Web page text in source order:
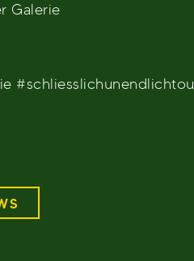
Galerie